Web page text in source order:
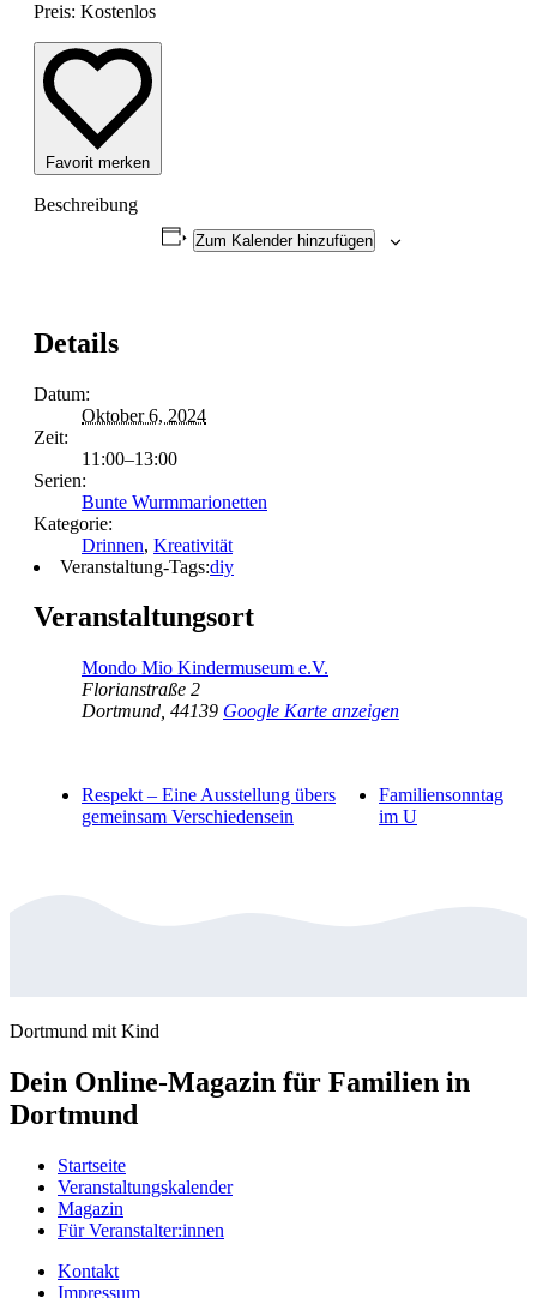
Preis: Kostenlos
Favorit merken
Beschreibung
Zum Kalender hinzufügen
Details
Datum:
Oktober 6, 2024
Zeit:
11:00–13:00
Serien:
Bunte Wurmmarionetten
Kategorie:
Drinnen, Kreativität
Veranstaltung-Tags:diy
Veranstaltungsort
Mondo Mio Kindermuseum e.V.
Florianstraße 2
Dortmund 44139 Google Karte anzeigen
Respekt – Eine Ausstellung übers
gemeinsam Verschiedensein
Familiensonntag
im U
Dortmund mit Kind
Dein Online-Magazin für Familien in
Dortmund
Startseite
Veranstaltungskalender
Magazin
Für Veranstalter:innen
Kontakt
Impressum